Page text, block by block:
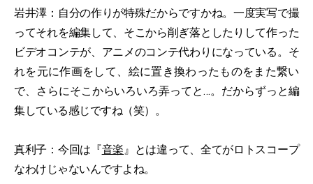
岩井澤：自分の作りが特殊だからですかね。一度実写で撮
ってそれを編集して、そこから削ぎ落としたりして作った
ビデオコンテが、アニメのコンテ代わりになっている。そ
れを元に作画をして、絵に置き換わったものをまた繋い
で、さらにそこからいろいろ弄ってと…。だからずっと編
集している感じですね（笑）。
真利子：今回は『音楽』とは違って、全てがロトスコープ
なわけじゃないんですよね。